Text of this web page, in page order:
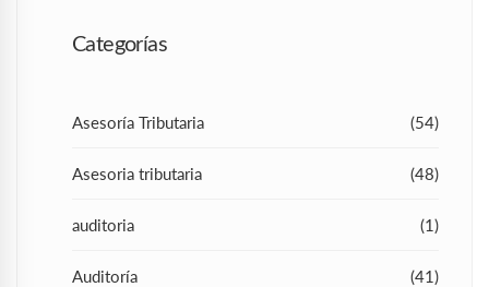
Categorías
Asesoría Tributaria (54)
Asesoria tributaria (48)
auditoria (1)
Auditoría (41)